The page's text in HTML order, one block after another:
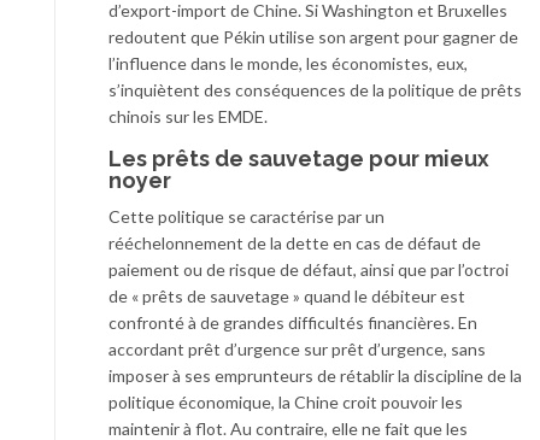
d’export-import de Chine. Si Washington et Bruxelles
redoutent que Pékin utilise son argent pour gagner de
l’influence dans le monde, les économistes, eux,
s’inquiètent des conséquences de la politique de prêts
chinois sur les EMDE.
Les prêts de sauvetage pour mieux
noyer
Cette politique se caractérise par un
rééchelonnement de la dette en cas de défaut de
paiement ou de risque de défaut, ainsi que par l’octroi
de « prêts de sauvetage » quand le débiteur est
confronté à de grandes difficultés financières. En
accordant prêt d’urgence sur prêt d’urgence, sans
imposer à ses emprunteurs de rétablir la discipline de la
politique économique, la Chine croit pouvoir les
maintenir à flot. Au contraire, elle ne fait que les